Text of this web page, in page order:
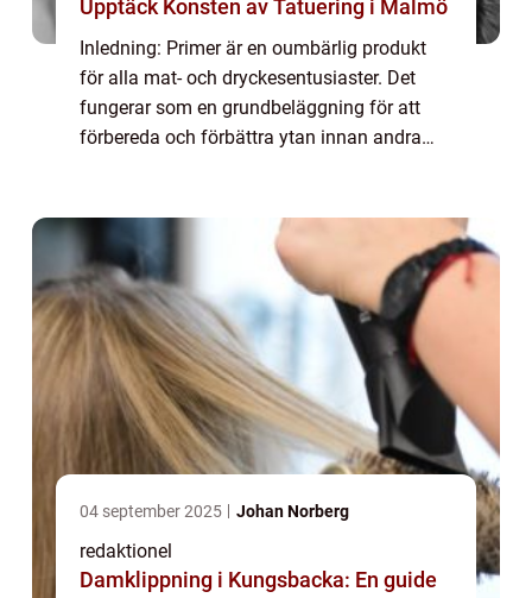
Upptäck Konsten av Tatuering i Malmö
Inledning: Primer är en oumbärlig produkt
för alla mat- och dryckesentusiaster. Det
fungerar som en grundbeläggning för att
förbereda och förbättra ytan innan andra
04 september 2025 Johan Norberg
redaktionel
Damklippning i Kungsbacka: En guide